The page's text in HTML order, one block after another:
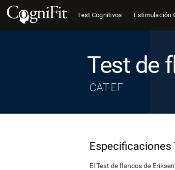
Test Cognitivos Estimulación
Test de
CAT-EF
Especificaciones
El Test de flancos de